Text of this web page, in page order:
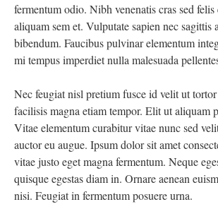
fermentum odio. Nibh venenatis cras sed
aliquam sem et. Vulputate sapien nec sagittis
bibendum. Faucibus pulvinar elementum
mi tempus imperdiet nulla malesuada
Nec feugiat nisl pretium fusce id velit ut
facilisis magna etiam tempor. Elit ut aliquam
Vitae elementum curabitur vitae nunc sed
auctor eu augue. Ipsum dolor sit amet
vitae justo eget magna fermentum. Neque
quisque egestas diam in. Ornare aenean
nisi. Feugiat in fermentum posuere urna.